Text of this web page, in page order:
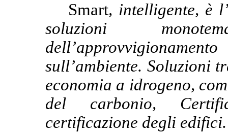
Smart, intelligente, è
soluzioni
sull’ambiente. Soluzioni
economia a idrogeno,
del carbonio,
certificazione degli edifici.